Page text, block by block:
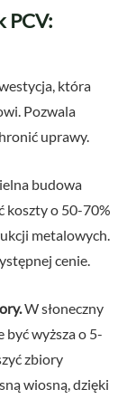
PCV:
która
Pozwala
uprawy.
budowa
koszty o 50-70%
metalowych.
cenie.
W słoneczny
wyższa o 5-
zbiory
wiosną, dzięki